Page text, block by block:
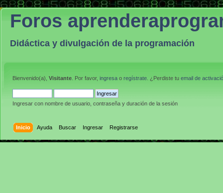
Foros
Didáctica y divulgación de la programación
Bienvenido(a), Visitante . Por favor, ingresa o regístrate . ¿Perdiste tu email de
Ingresar con nombre de usuario, contraseña y duración de la sesión
Inicio Ayuda Buscar Ingresar Registrarse